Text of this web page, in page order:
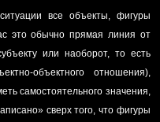
все объекты, фигуры
это обычно прямая линия от
или наоборот, то есть
объектного отношения),
самостоятельного значения,
сверх того, что фигуры